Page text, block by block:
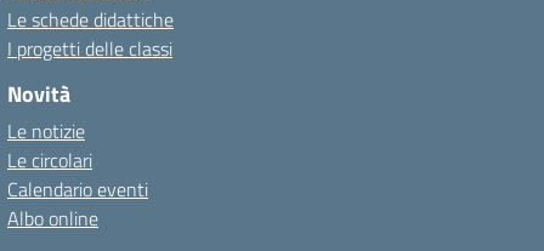
Le schede didattiche
I progetti delle classi
Novità
Le notizie
Le circolari
Calendario eventi
Albo online